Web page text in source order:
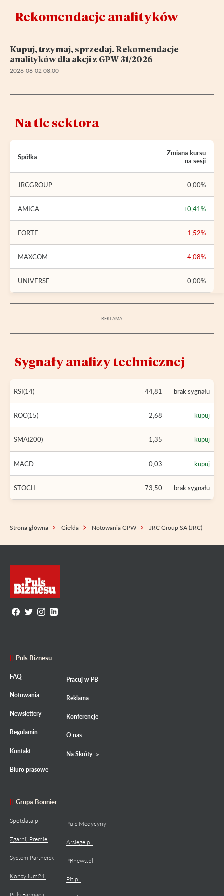
Rekomendacje analityków
Kupuj, trzymaj, sprzedaj. Rekomendacje
analityków dla akcji z GPW 31/2026
2026-08-02 08:00
Na tle sektora
Spółka
Zmiana kursu
na sesji
JRCGROUP 0,00%
AMICA +0,41%
FORTE -1,52%
MAXCOM -4,08%
UNIVERSE 0,00%
Sygnały analizy technicznej
RSI(14) 44,81 brak sygnału
ROC(15) 2,68 kupuj
SMA(200) 1,35 kupuj
MACD -0,03 kupuj
STOCH 73,50 brak sygnału
Strona główna Giełda Notowania GPW JRC Group SA (JRC)
Puls Biznesu
FAQ
Notowania
Newslettery
Regulamin
Kontakt
Biuro prasowe
Pracuj w PB
Reklama
Konferencje
O nas
Na Skróty
Grupa Bonnier
Spotdata.pl
Zgarnij Premię
System Partnerski
Konsylium24
Puls Medycyny
Arslege.pl
PRnews.pl
Pit.pl